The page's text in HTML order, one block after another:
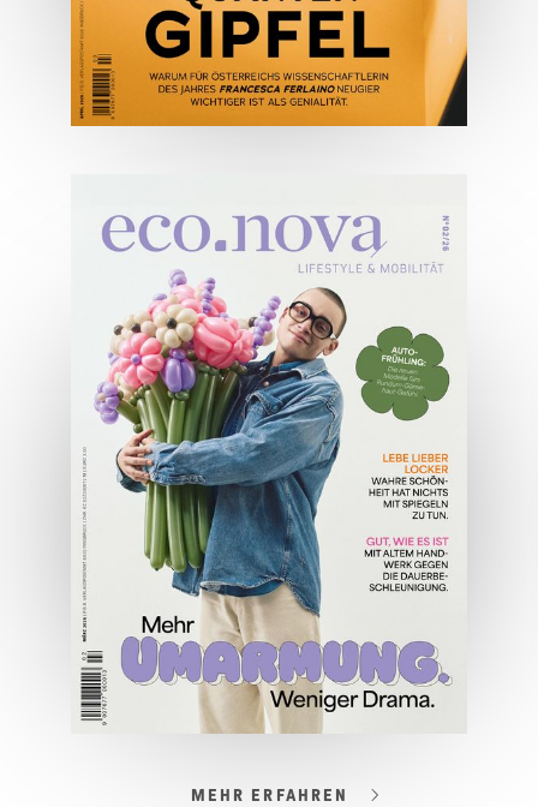
04/2026
Wirtschaftsausgabe April 2026
JETZT BESTELLEN
ONLINE LESEN
MEHR ERFAHREN